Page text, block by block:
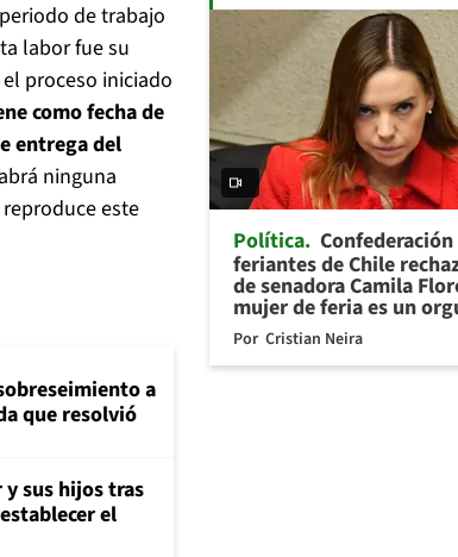
de trabajo
labor fue su
proceso iniciado
como fecha de
entrega del
ninguna
este
a
que resolvió
sus hijos tras
el
Política Confederación
feriantes de Chile
de senadora Camila
mujer de feria es un
Por Cristian Neira